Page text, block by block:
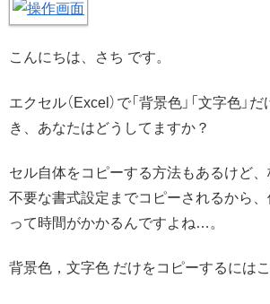
こんにちは、さち です。
エクセル（Excel）で「背景色」「文字色」
き、あなたはどうしてますか？
セル自体をコピーする方法もあるけど
不要な書式設定までコピーされるから、
って時間がかかるんですよね…。
背景色，文字色 だけをコピーするには